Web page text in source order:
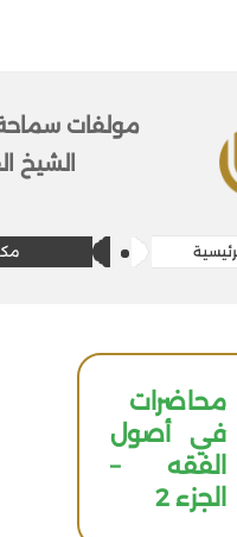
مولفات
الشيخ
محاضرات
في أصول
الفقه –
الجزء 2